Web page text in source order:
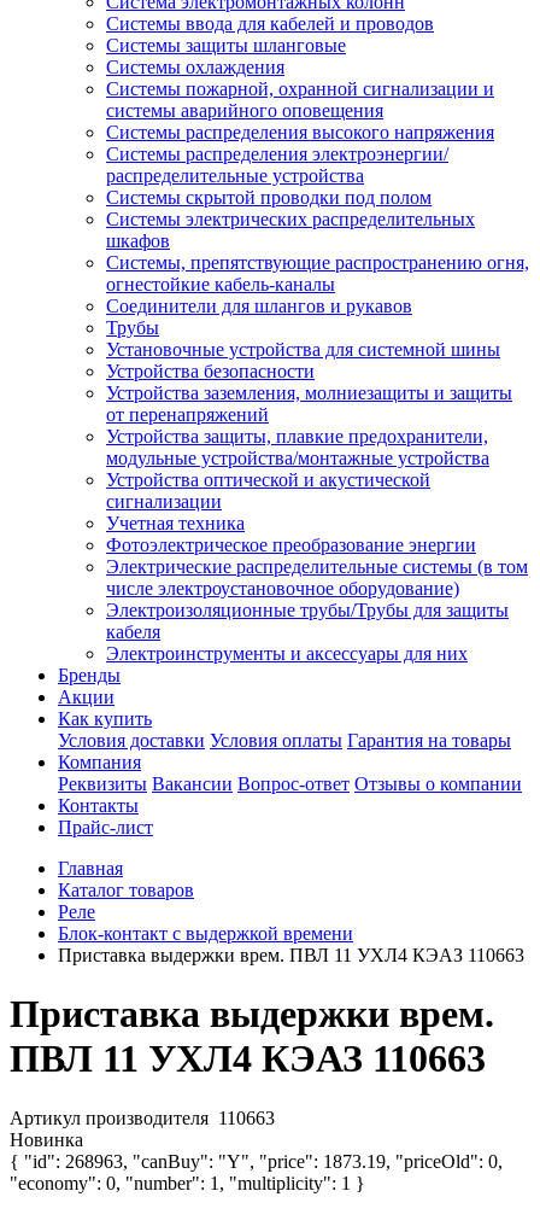
Системы ввода для кабелей и проводов
Системы защиты шланговые
Системы охлаждения
Системы пожарной, охранной сигнализации и
системы аварийного оповещения
Системы распределения высокого напряжения
Системы распределения электроэнергии/
распределительные устройства
Системы скрытой проводки под полом
Системы электрических распределительных
шкафов
Системы, препятствующие распространению огня,
огнестойкие кабель-каналы
Соединители для шлангов и рукавов
Трубы
Установочные устройства для системной шины
Устройства безопасности
Устройства заземления, молниезащиты и защиты
от перенапряжений
Устройства защиты, плавкие предохранители,
модульные устройства/монтажные устройства
Устройства оптической и акустической
сигнализации
Учетная техника
Фотоэлектрическое преобразование энергии
Электрические распределительные системы (в том
числе электроустановочное оборудование)
Электроизоляционные трубы/Трубы для защиты
кабеля
Электроинструменты и аксессуары для них
Бренды
Акции
Как купить
Условия доставки Условия оплаты Гарантия на товары
Компания
Реквизиты Вакансии Вопрос-ответ Отзывы о компании
Контакты
Прайс-лист
Главная
Каталог товаров
Реле
Блок-контакт с выдержкой времени
Приставка выдержки врем. ПВЛ 11 УХЛ4 КЭАЗ 110663
Приставка выдержки врем.
ПВЛ 11 УХЛ4 КЭАЗ 110663
Артикул производителя 110663
Новинка
{ "id": 268963, "canBuy": "Y", "price": 1873.19, "priceOld": 0,
"economy": 0, "number": 1, "multiplicity": 1 }